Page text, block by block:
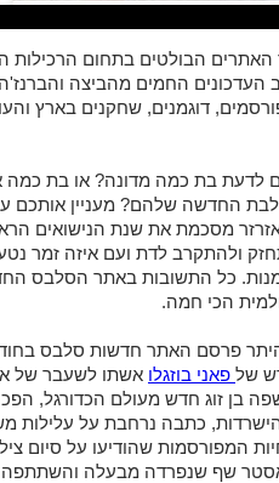
הבולטים בתחום הרכילות
העדכונים החמים מהביצה
דוגמנים, שחקנים בארץ
לדעת בת כמה מדונה? או בת כמה
לבת החדשה שלהם? מעניין
מסכמת את שנת הנישואים
ולהתקרב לדת ועם איזה זמר נטע
כל התשובות באתר הסלבס
הכי חמה.
היתר פרסם האתר חדשות סלבס
של פאני בוזגלו אשתו לשעבר של
בן זוג חדש מעולם הכדורגל,
כתבה נרחבת על עלילות
המפורסמות שהודיעו על סיום
שף שנפרדה מבעלה והשתתפה